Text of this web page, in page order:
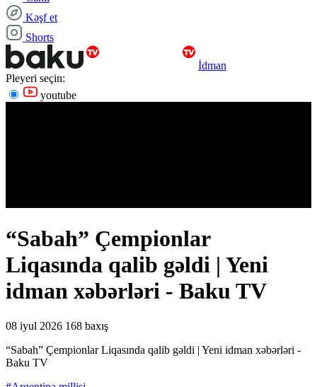
Kəşf et
Shorts
İdman
Pleyeri seçin:
youtube
“Sabah” Çempionlar
Liqasında qalib gəldi | Yeni
idman xəbərləri - Baku TV
08 iyul 2026 168 baxış
“Sabah” Çempionlar Liqasında qalib gəldi | Yeni idman xəbərləri -
Baku TV